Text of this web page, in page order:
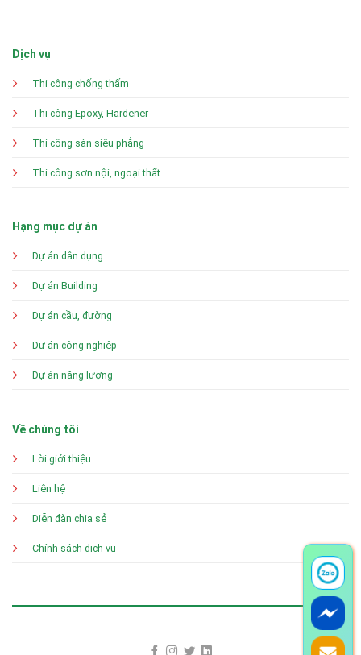
Dịch vụ
Thi công chống thấm
Thi công Epoxy, Hardener
Thi công sàn siêu phẳng
Thi công sơn nội, ngoại thất
Hạng mục dự án
Dự án dân dụng
Dự án Building
Dự án cầu, đường
Dự án công nghiệp
Dự án năng lượng
Về chúng tôi
Lời giới thiệu
Liên hệ
Diễn đàn chia sẻ
Chính sách dịch vụ